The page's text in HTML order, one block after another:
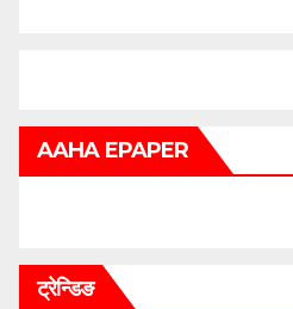
AAHA EPAPER
ट्रेन्डिङ